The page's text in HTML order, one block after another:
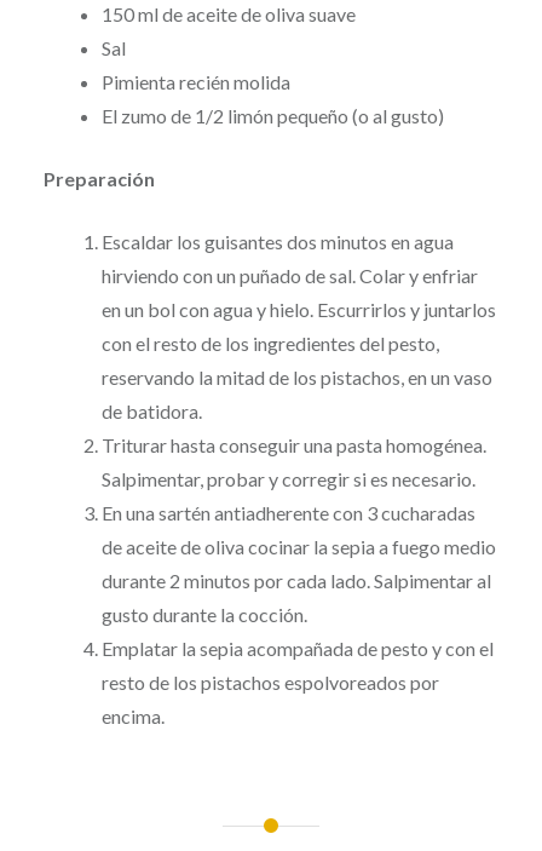
150 ml de aceite de oliva suave
Sal
Pimienta recién molida
El zumo de 1/2 limón pequeño (o al gusto)
Preparación
Escaldar los guisantes dos minutos en agua
hirviendo con un puñado de sal. Colar y enfriar
en un bol con agua y hielo. Escurrirlos y juntarlos
con el resto de los ingredientes del pesto,
reservando la mitad de los pistachos, en un vaso
de batidora.
Triturar hasta conseguir una pasta homogénea.
Salpimentar, probar y corregir si es necesario.
En una sartén antiadherente con 3 cucharadas
de aceite de oliva cocinar la sepia a fuego medio
durante 2 minutos por cada lado. Salpimentar al
gusto durante la cocción.
Emplatar la sepia acompañada de pesto y con el
resto de los pistachos espolvoreados por
encima.